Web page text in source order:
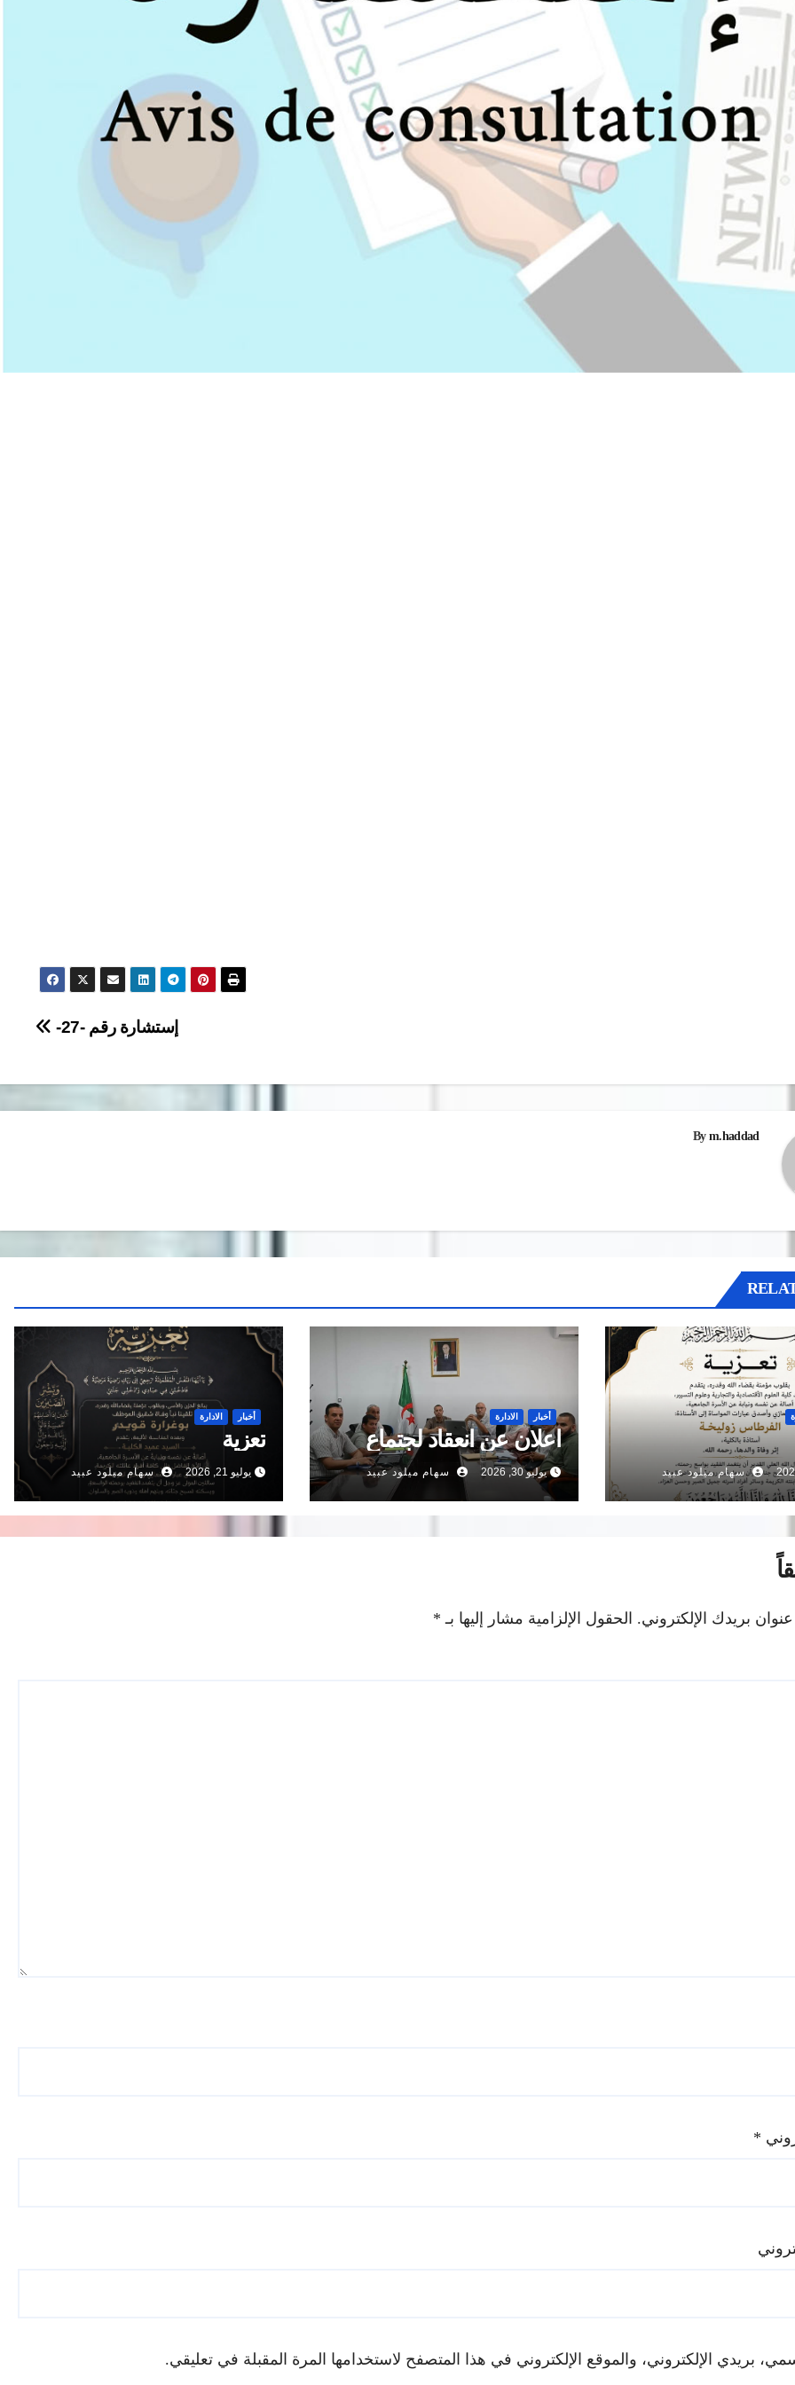
إستشارة رقم -27-
Bym.haddad
سهام ميلود عبيد
أخبار الادارة
اعلان عن انعقاد لجتماع
يوليو 30, 2026 سهام ميلود عبيد
أخبار الادارة
تعزية
يوليو 21, 2026 سهام ميلود عبيد
بريدك الإلكتروني. الحقول الإلزامية مشار إليها بـ *
*
بريدي الإلكتروني، والموقع الإلكتروني في هذا المتصفح لاستخدامها المرة المقبلة في تعليقي.